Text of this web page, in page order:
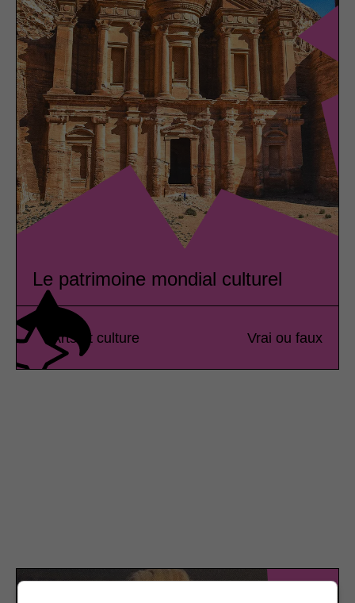
Le patrimoine mondial culturel
Arts et culture Vrai ou faux